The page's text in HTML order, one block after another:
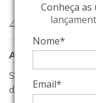
Conheça as
Nome*
Email*
404
A página que você
Se você estava
departamentos ou